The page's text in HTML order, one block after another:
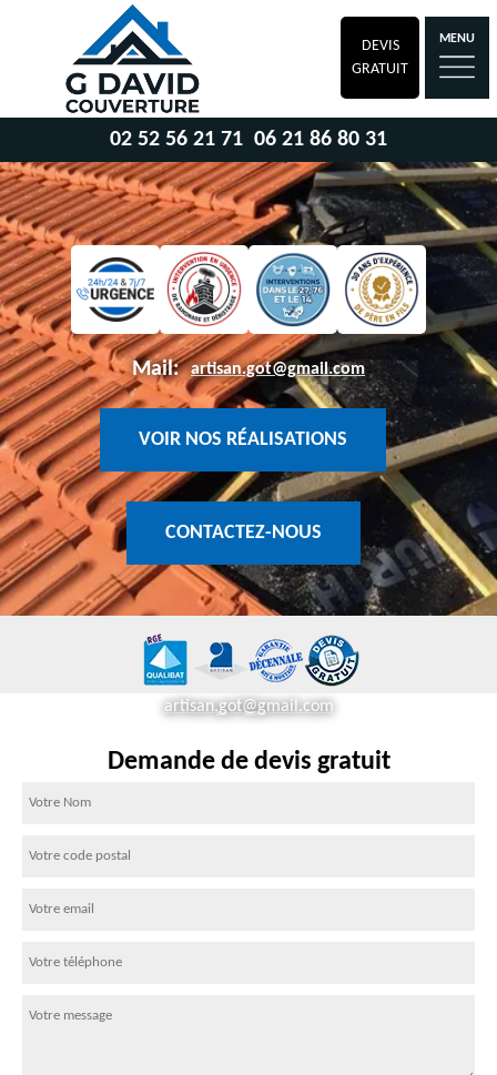
DEVIS
GRATUIT
MENU
02 52 56 21 71 06 21 86 80 31
Mail: artisan.got@gmail.com
VOIR NOS RÉALISATIONS
CONTACTEZ-NOUS
artisan.got@gmail.com
Demande de devis gratuit